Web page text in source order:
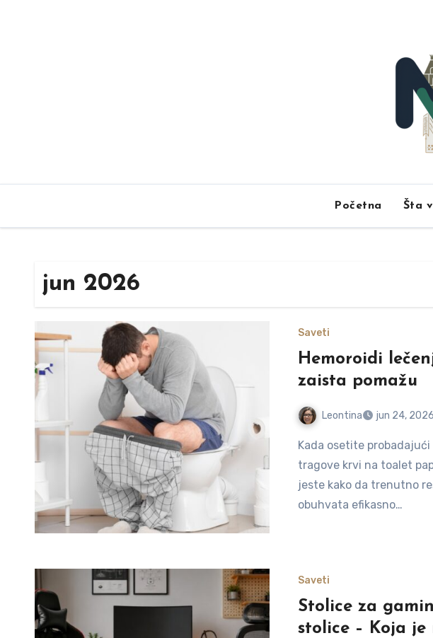
Početna Šta
jun 2026
Saveti
Hemoroidi
zaista pomažu
Leontina jun 24, 2026
Kada osetite probadajući bol, nesnosan svrab ili primetite
tragove krvi na toalet
jeste kako da trenutno
obuhvata efikasno…
Saveti
Stolice za
stolice – Koja je